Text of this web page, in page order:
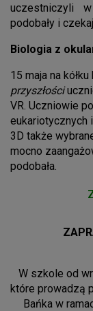
uczestniczyli
podobały i
Biologia z
15 maja na
przyszłości
VR. Uczniowie
eukariotycznych
3D także
mocno
podobała.
W szkole od
które prowadzą
Bańka w